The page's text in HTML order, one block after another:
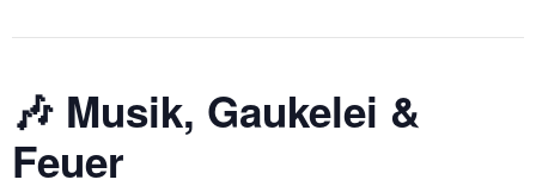
🎶 Musik, Gaukelei &
Feuer